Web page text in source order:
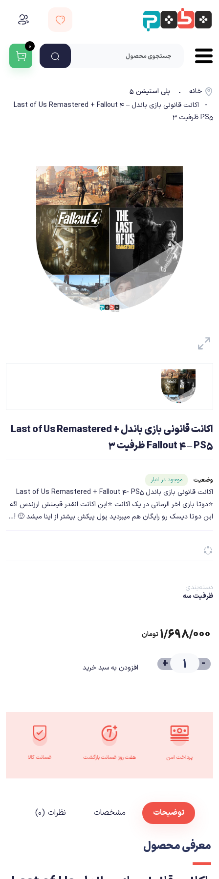
۰
خانه -
پلی استیشن ۵
- اکانت قانونی بازی باندل Last of Us Remastered + Fallout 4 –
PS5 ظرفیت 3
اکانت قانونی بازی باندل Last of Us Remastered +
Fallout 4 – PS5 ظرفیت 3
وضعیت موجود در انبارشناسه محصول ۲۰۸۰۳
اکانت قانونی بازی باندل Last of Us Remastered + Fallout 4- PS5
⭐️دوتا بازی اخر الزمانی در یک اکانت ⭐️این اکانت انقدر قیمتش ارزندس اگه
این دوتا دیسک رو رایگان هم میبردید پول پیکش بیشتر از اینا میشد 🙂 !…
دسته‌بندی
ظرفیت سه
۱/۶۹۸/۰۰۰ تومان
-
+ افزودن به سبد خرید
پرداخت امن هفت روز ضمانت بازگشت ضمانت کالا
توضیحات مشخصات نظرات (۰)
معرفی محصول